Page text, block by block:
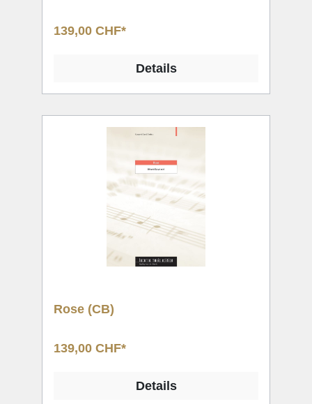
139,00 CHF*
Details
Rose (CB)
139,00 CHF*
Details